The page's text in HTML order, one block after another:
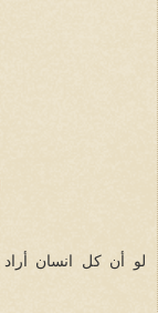
لو أن كل انسان